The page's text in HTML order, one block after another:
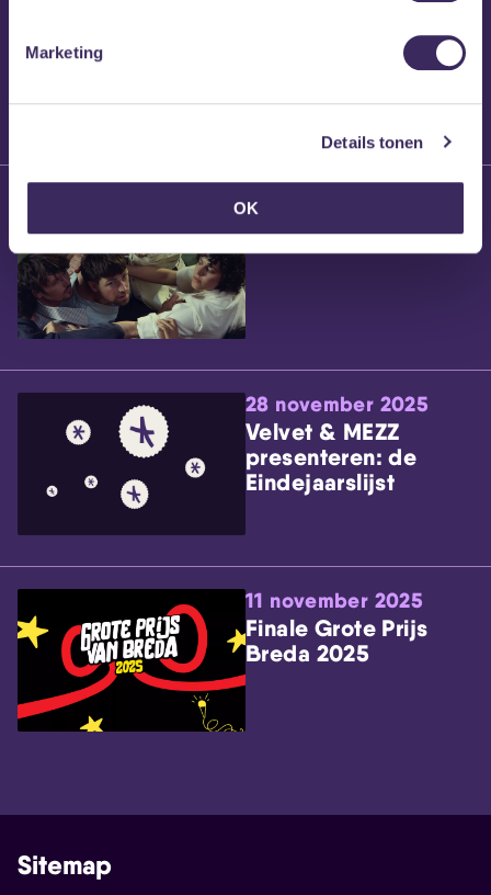
Marketing
Details tonen
OK
Brennt Vanneste
24 maart 2026
Willem’s Blog: Ão
28 november 2025
Velvet & MEZZ
presenteren: de
Eindejaarslijst
11 november 2025
Finale Grote Prijs
Breda 2025
Sitemap